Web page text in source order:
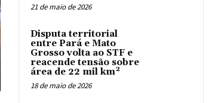
21 de maio de 2026
Disputa territorial
entre Pará e Mato
Grosso volta ao STF e
reacende tensão sobre
área de 22 mil km²
18 de maio de 2026